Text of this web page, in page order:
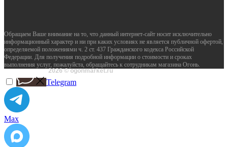
2026 © ogonmarket.ru
Обращаем Ваше внимание на то, что данный интернет-сайт носит исключительно
информационный характер и ни при каких условиях не является публичной офертой,
определяемой положениями ч. 2 ст. 437 Гражданского кодекса Российской
Федерации. Для получения подробной информации о стоимости и сроках
выполнения услуг, пожалуйста, обращайтесь к сотрудникам магазина Огонь.
Telegram
Max